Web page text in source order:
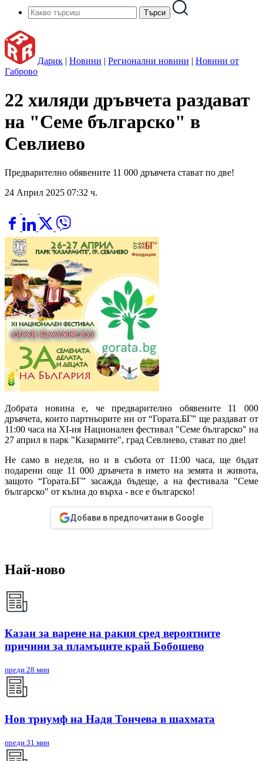
Дарик | Новини | Регионални новини | Новини от
Габрово
22 хиляди дръвчета раздават
на "Семе българско" в
Севлиево
Предварително обявените 11 000 дръвчета стават по две!
24 Април 2025 07:32 ч.
Добрата новина е, че предварително обявените 11 000
дръвчета, които партньорите ни от “Гората.БГ” ще раздават от
11:00 часа на XI-ия Национален фестивал "Семе българско" на
27 април в парк "Казармите", град Севлиево, стават по две!
Не само в неделя, но и в събота от 11:00 часа, ще бъдат
подарени още 11 000 дръвчета в името на земята и живота,
защото “Гората.БГ” засажда бъдеще, а на фестивала "Семе
българско" от кълна до върха - все е българско!
Добави в предпочитани в Google
Най-ново
Казан за варене на ракия сред вероятните
причини за пламъците край Бобошево
преди 28 мин
Нов триумф на Надя Тончева в шахмата
преди 31 мин